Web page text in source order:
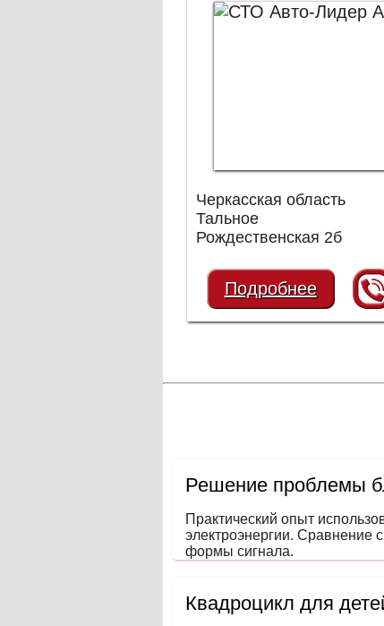
Черкасская область
Тальное
Рождественская 2б
Подробнее
Решение проблемы
Практический опыт
электроэнергии.
формы сигнала.
Квадроцикл для